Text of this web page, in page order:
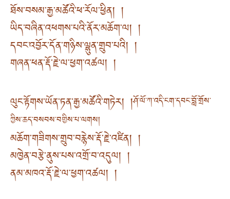
ཐོས་བསམ་རྒྱ་མཚོའི་ཕ་རོལ་ཕྱིན། །
ཡིད་བཞིན་འཕགས་པའི་ནོར་མཆོག་ལ། །
དབང་འབྱོར་དོན་གཉིས་ལྷུན་གྲུབ་པའི། །
གཞན་ཕན་རྡོ་རྗེ་ལ་ཕྱག་འཚལ། །
ལུང་རྟོགས་ཡོན་ཏན་རྒྱ་མཚོའི་གཏེར། །ཤོ་ལོ་ཀ་འདི་ངག་དབང་བློ་གྲོས་
ཀྱིས་ཆད་བསབས་བགྱིས་པ་ལགས།
མཆོག་གཟིགས་གྲུབ་བརྙེས་རྡོ་རྗེ་འཛིན། །
མཁྱེན་བརྩེ་ནུས་པས་འགྲོ་བ་འདུལ། །
ནམ་མཁའ་རྡོ་རྗེ་ལ་ཕྱག་འཚལ། །